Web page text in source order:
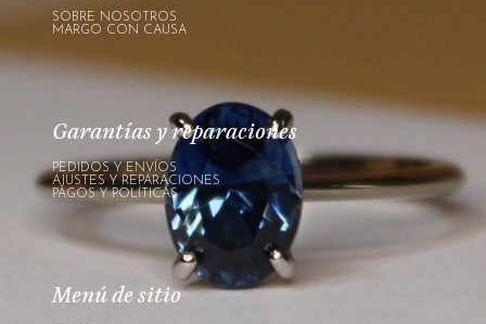
SOBRE NOSOTROS
MARGO CON CAUSA
Garantías y reparaciones
PEDIDOS Y ENVÍOS
AJUSTES Y REPARACIONES
PAGOS Y POLÍTICAS
Menú de sitio